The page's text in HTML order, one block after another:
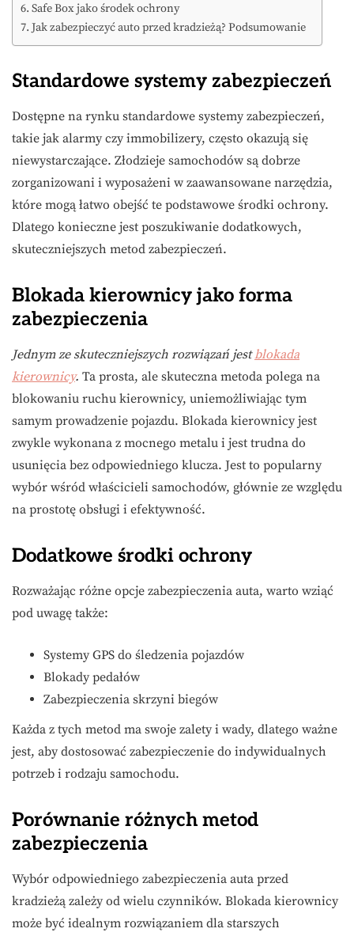
Safe Box jako środek ochrony
Jak zabezpieczyć auto przed kradzieżą? Podsumowanie
Standardowe systemy zabezpieczeń
Dostępne na rynku standardowe systemy zabezpieczeń,
takie jak alarmy czy immobilizery, często okazują się
niewystarczające. Złodzieje samochodów są dobrze
zorganizowani i wyposażeni w zaawansowane narzędzia,
które mogą łatwo obejść te podstawowe środki ochrony.
Dlatego konieczne jest poszukiwanie dodatkowych,
skuteczniejszych metod zabezpieczeń.
Blokada kierownicy jako forma
zabezpieczenia
Jednym ze skuteczniejszych rozwiązań jestblokada
kierownicy. Ta prosta, ale skuteczna metoda polega na
blokowaniu ruchu kierownicy, uniemożliwiając tym
samym prowadzenie pojazdu. Blokada kierownicy jest
zwykle wykonana z mocnego metalu i jest trudna do
usunięcia bez odpowiedniego klucza. Jest to popularny
wybór wśród właścicieli samochodów, głównie ze względu
na prostotę obsługi i efektywność.
Dodatkowe środki ochrony
Rozważając różne opcje zabezpieczenia auta, warto wziąć
pod uwagę także:
Systemy GPS do śledzenia pojazdów
Blokady pedałów
Zabezpieczenia skrzyni biegów
Każda z tych metod ma swoje zalety i wady, dlatego ważne
jest, aby dostosować zabezpieczenie do indywidualnych
potrzeb i rodzaju samochodu.
Porównanie różnych metod
zabezpieczenia
Wybór odpowiedniego zabezpieczenia auta przed
kradzieżą zależy od wielu czynników. Blokada kierownicy
może być idealnym rozwiązaniem dla starszych